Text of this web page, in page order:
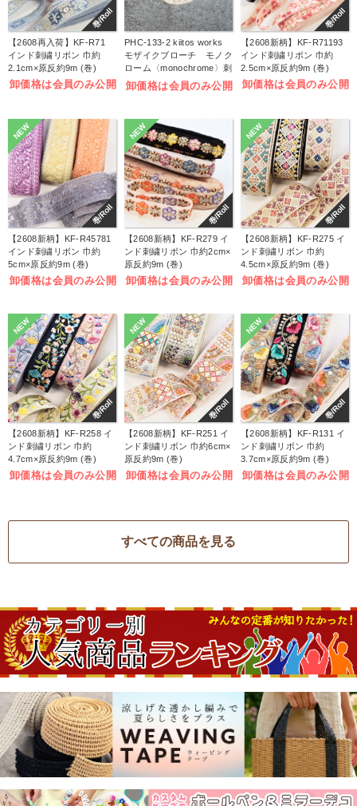
巻/Roll
【2608再入荷】KF-R71
インド刺繍リボン 巾約
2.1cm×原反約9m (巻)
卸価格は会員のみ公開
PHC-133-2 kiitos works
モザイクブローチ モノク
ローム〈monochrome〉刺
しゅうキット (袋)
卸価格は会員のみ公開
巻/Roll
【2608新柄】KF-R71193
インド刺繍リボン 巾約
2.5cm×原反約9m (巻)
卸価格は会員のみ公開
NEW
巻/Roll
【2608新柄】KF-R45781
インド刺繍リボン 巾約
5cm×原反約9m (巻)
卸価格は会員のみ公開
巻/Roll
NEW
【2608新柄】KF-R279 イ
ンド刺繍リボン 巾約2cm×
原反約9m (巻)
卸価格は会員のみ公開
巻/Roll
NEW
【2608新柄】KF-R275 イ
ンド刺繍リボン 巾約
4.5cm×原反約9m (巻)
卸価格は会員のみ公開
NEW
巻/Roll
【2608新柄】KF-R258 イ
ンド刺繍リボン 巾約
4.7cm×原反約9m (巻)
卸価格は会員のみ公開
NEW
巻/Roll
【2608新柄】KF-R251 イ
ンド刺繍リボン 巾約6cm×
原反約9m (巻)
卸価格は会員のみ公開
NEW
巻/Roll
【2608新柄】KF-R131 イ
ンド刺繍リボン 巾約
3.7cm×原反約9m (巻)
卸価格は会員のみ公開
すべての商品を見る